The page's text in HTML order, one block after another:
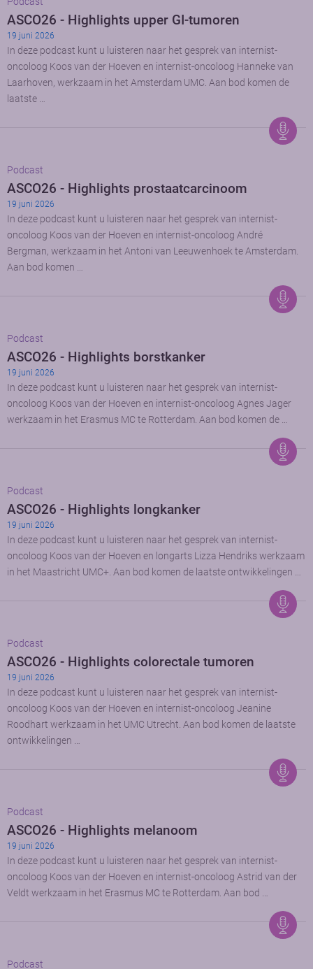
ASCO26 - Highlights upper GI-tumoren
19 juni 2026
In deze podcast kunt u luisteren naar het gesprek van internist-
oncoloog Koos van der Hoeven en internist-oncoloog Hanneke van
Laarhoven, werkzaam in het Amsterdam UMC. Aan bod komen de
laatste …
Podcast
ASCO26 - Highlights prostaatcarcinoom
19 juni 2026
In deze podcast kunt u luisteren naar het gesprek van internist-
oncoloog Koos van der Hoeven en internist-oncoloog André
Bergman, werkzaam in het Antoni van Leeuwenhoek te Amsterdam.
Aan bod komen …
Podcast
ASCO26 - Highlights borstkanker
19 juni 2026
In deze podcast kunt u luisteren naar het gesprek van internist-
oncoloog Koos van der Hoeven en internist-oncoloog Agnes Jager
werkzaam in het Erasmus MC te Rotterdam. Aan bod komen de …
Podcast
ASCO26 - Highlights longkanker
19 juni 2026
In deze podcast kunt u luisteren naar het gesprek van internist-
oncoloog Koos van der Hoeven en longarts Lizza Hendriks werkzaam
in het Maastricht UMC+. Aan bod komen de laatste ontwikkelingen …
Podcast
ASCO26 - Highlights colorectale tumoren
19 juni 2026
In deze podcast kunt u luisteren naar het gesprek van internist-
oncoloog Koos van der Hoeven en internist-oncoloog Jeanine
Roodhart werkzaam in het UMC Utrecht. Aan bod komen de laatste
ontwikkelingen …
Podcast
ASCO26 - Highlights melanoom
19 juni 2026
In deze podcast kunt u luisteren naar het gesprek van internist-
oncoloog Koos van der Hoeven en internist-oncoloog Astrid van der
Veldt werkzaam in het Erasmus MC te Rotterdam. Aan bod …
Podcast